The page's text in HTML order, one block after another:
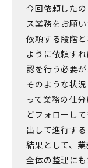
今回依頼した
ス業務をお願
依頼する段階
ように依頼す
認を行う必要が
そのような状
って業務の仕
どフォローし
出して進行する
結果として、
全体の整理に